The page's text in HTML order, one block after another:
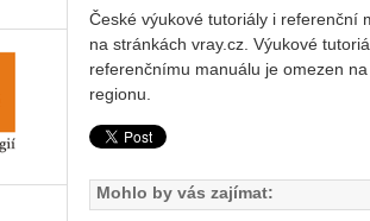
České výukové tutoriály i referenční
na stránkách vray.cz. Výukové
referenčnímu manuálu je omezen
regionu.
Mohlo by vás zajímat: